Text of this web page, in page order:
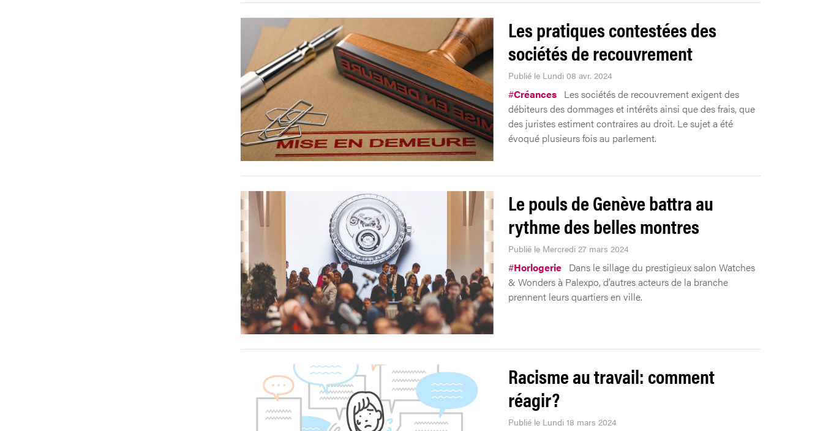
Les pratiques contestées des
sociétés de recouvrement
Publié le Lundi 08 avr. 2024
#Créances Les sociétés de recouvrement exigent des
débiteurs des dommages et intérêts ainsi que des frais, que
des juristes estiment contraires au droit. Le sujet a été
évoqué plusieurs fois au parlement.
Le pouls de Genève battra au
rythme des belles montres
Publié le Mercredi 27 mars 2024
#Horlogerie Dans le sillage du prestigieux salon Watches
& Wonders à Palexpo, d’autres acteurs de la branche
prennent leurs quartiers en ville.
Racisme au travail: comment
réagir?
Publié le Lundi 18 mars 2024